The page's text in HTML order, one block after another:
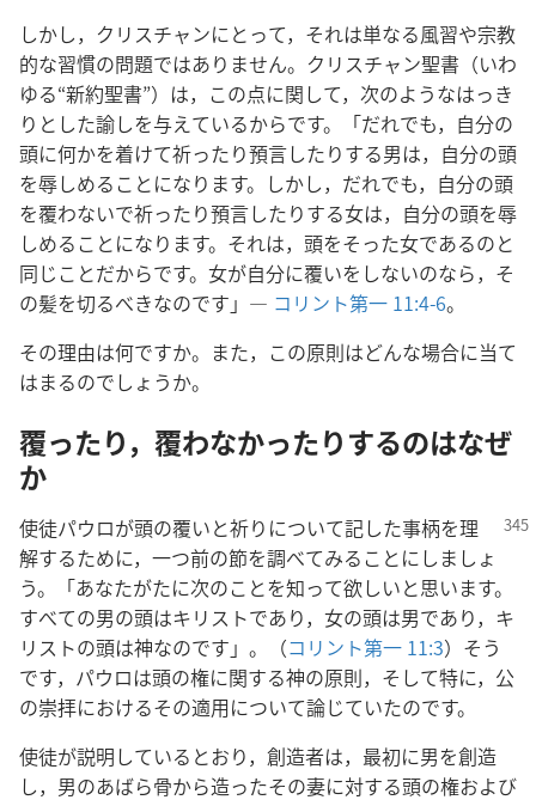
しかし，クリスチャンにとって，それは単なる風習や宗教
的な習慣の問題ではありません。クリスチャン聖書（いわ
ゆる“新約聖書”）は，この点に関して，次のようなはっき
りとした諭しを与えているからです。「だれでも，自分の
頭に何かを着けて祈ったり預言したりする男は，自分の頭
を辱しめることになります。しかし，だれでも，自分の頭
を覆わないで祈ったり預言したりする女は，自分の頭を辱
しめることになります。それは，頭をそった女であるのと
同じことだからです。女が自分に覆いをしないのなら，そ
の髪を切るべきなのです」― コリント第一 11:4-6。
その理由は何ですか。また，この原則はどんな場合に当て
はまるのでしょうか。
覆ったり，覆わなかったりするのはなぜ
か
使徒パウロが頭の覆いと祈りについて記した事柄を理
解するために，一つ前の節を調べてみることにしましょ
う。「あなたがたに次のことを知って欲しいと思います。
すべての男の頭はキリストであり，女の頭は男であり，キ
リストの頭は神なのです」。（コリント第一 11:3）そう
です，パウロは頭の権に関する神の原則，そして特に，公
の崇拝におけるその適用について論じていたのです。
使徒が説明しているとおり，創造者は，最初に男を創造
し，男のあばら骨から造ったその妻に対する頭の権および